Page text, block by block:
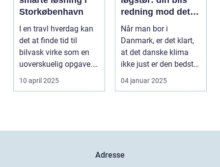
Storkøbenhavn
I en travl hverdag kan
det at finde tid til
bilvask virke som en
uoverskuelig opgave.
Især i S...
10 april 2025
redning mod det
danske klima
Når man bor i
Danmark, er det klart,
at det danske klima
ikke just er den bedste
ven for bilen...
04 januar 2025
Adresse